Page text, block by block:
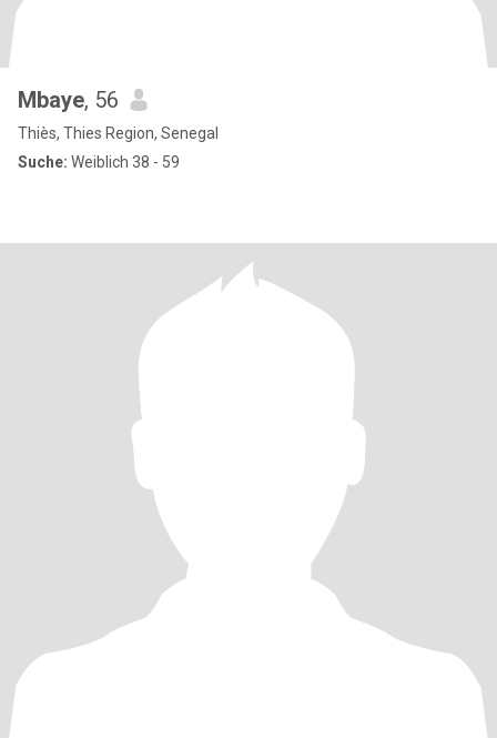
Mbaye, 56
Thiès, Thies Region, Senegal
Suche: Weiblich 38 - 59